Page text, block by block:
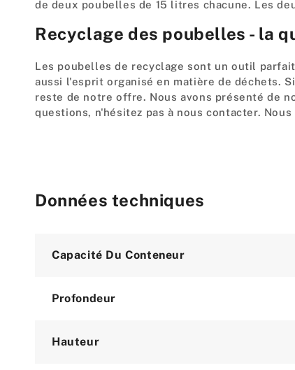
de deux poubelles de 15 litres chacune. Les
Recyclage des poubelles - la
Les poubelles de recyclage sont un outil
aussi l'esprit organisé en matière de déchets.
reste de notre offre. Nous avons présenté de
questions, n'hésitez pas à nous contacter.
Données techniques
Capacité Du Conteneur
Profondeur
Hauteur